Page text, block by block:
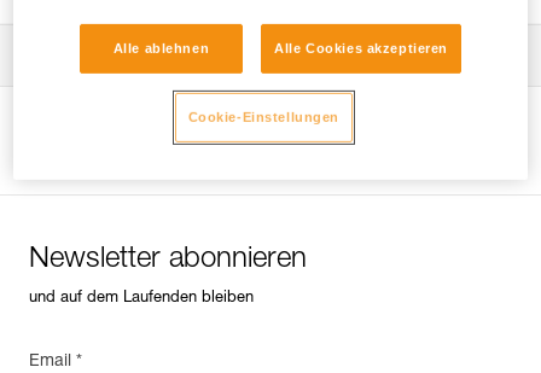
Die Gebrauchsanleitung herunterladen
Technical Notice
Newsletter abonnieren
und auf dem Laufenden bleiben
Email *
Alle ablehnen Alle Cookies akzeptieren
Cookie-Einstellungen